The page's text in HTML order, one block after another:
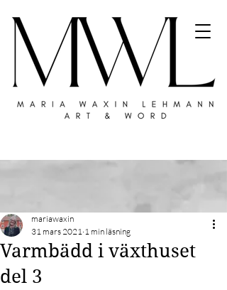
Varmbädd i växthuset
del 3
mariawaxin
31 mars 2021 1 min läsning